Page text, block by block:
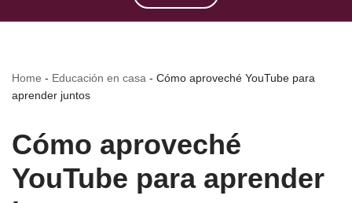
Home - Educación en casa - Cómo aproveché YouTube para
aprender juntos
Cómo aproveché
YouTube para aprender